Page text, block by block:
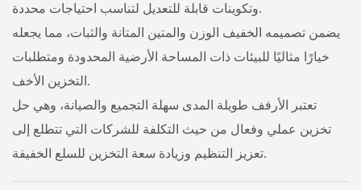
وتكوينات قابلة للتعديل لتناسب احتياجات محددة.
يضمن تصميمه الخفيف الوزن والمتين المتانة والثبات، مما يجعله
خيارًا مثاليًا للبيئات ذات المساحة الأرضية المحدودة ومتطلبات
التخزين الأخف.
تعتبر الأرفف طويلة المدى سهلة التجميع والصيانة، وهي حل
تخزين عملي وفعال من حيث التكلفة للشركات التي تتطلع إلى
تعزيز التنظيم وزيادة سعة التخزين للسلع الخفيفة.